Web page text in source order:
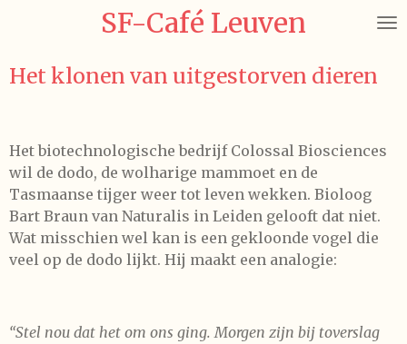
de
SF-Café Leuven
Het klonen van uitgestorven dieren
Het biotechnologische bedrijf Colossal Biosciences
wil de dodo, de wolharige mammoet en de
Tasmaanse tijger weer tot leven wekken. Bioloog
Bart Braun van Naturalis in Leiden gelooft dat niet.
Wat misschien wel kan is een gekloonde vogel die
veel op de dodo lijkt. Hij maakt een analogie:
“Stel nou dat het om ons ging. Morgen zijn bij toverslag